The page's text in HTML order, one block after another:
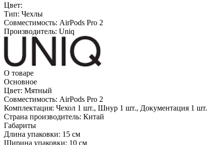
Цвет:
Тип: Чехлы
Совместимость: AirPods Pro 2
Производитель: Uniq
О товаре
Основное
Цвет: Мятный
Совместимость: AirPods Pro 2
Комплектация: Чехол 1 шт., Шнур 1 шт., Документация 1 шт.
Страна производитель: Китай
Габариты
Длина упаковки: 15 см
Ширина упаковки: 10 см